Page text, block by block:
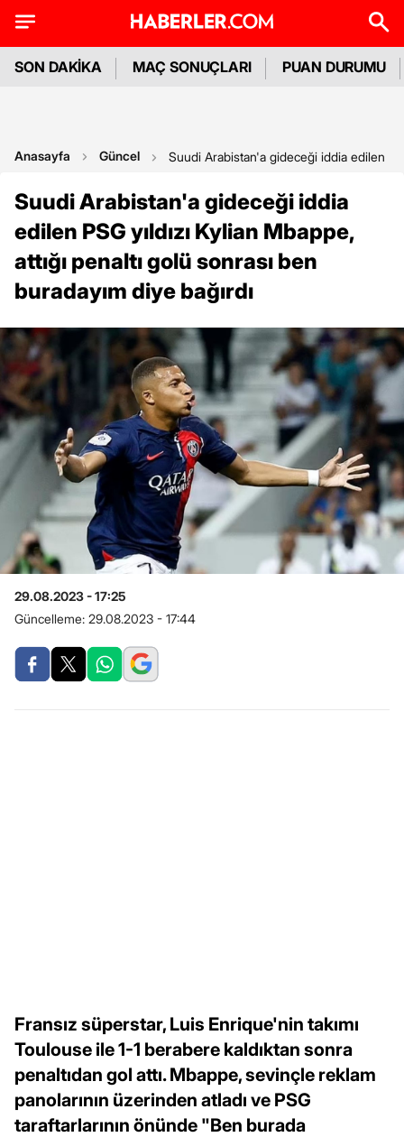
SON DAKİKA MAÇ SONUÇLARI PUAN DURUMU
Anasayfa Güncel Suudi Arabistan'a gideceği iddia edilen
Suudi Arabistan'a gideceği iddia
edilen PSG yıldızı Kylian Mbappe,
attığı penaltı golü sonrası ben
buradayım diye bağırdı
29.08.2023 - 17:25
Güncelleme: 29.08.2023 - 17:44
Fransız süperstar, Luis Enrique'nin takımı
Toulouse ile 1-1 berabere kaldıktan sonra
penaltıdan gol attı. Mbappe, sevinçle reklam
panolarının üzerinden atladı ve PSG
taraftarlarının önünde "Ben burada